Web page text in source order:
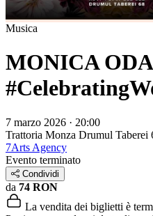
Musica
MONICA
7 marzo 2026 · 20:00
Trattoria Monza Drumul Taberei
7Arts Agency
Evento terminato
Condividi
da 74 RON
La vendita dei biglietti è